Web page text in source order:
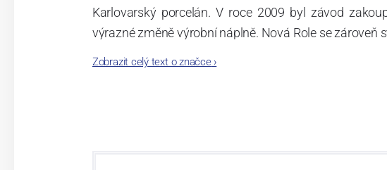
Karlovarský porcelán. V roce 2009 byl závod
výrazné změně výrobní náplně. Nová Role se zároveň
Zobrazit celý text o značce›